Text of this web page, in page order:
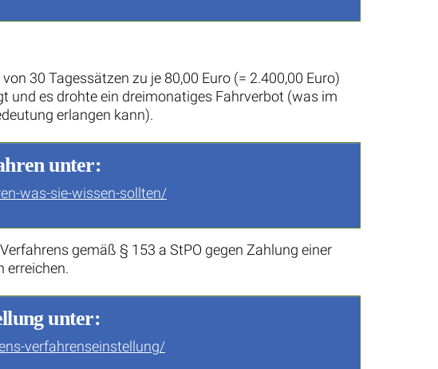
30 Tagessätzen zu je 80,00 Euro (= 2.400,00 Euro)
und es drohte ein dreimonatiges Fahrverbot (was im
erlangen kann).
unter:
was-sie-wissen-sollten/
gemäß § 153 a StPO gegen Zahlung einer
erreichen.
unter:
verfahrenseinstellung/